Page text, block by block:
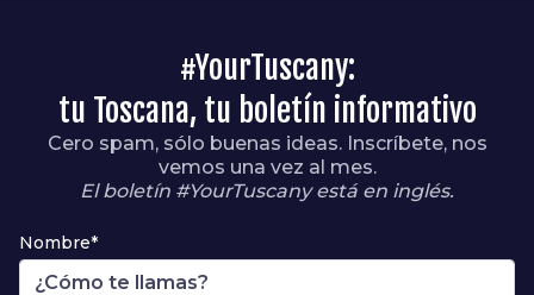
#YourTuscany:
tu Toscana, tu boletín informativo
Cero spam, sólo buenas ideas. Inscríbete, nos
vemos una vez al mes.
El boletín #YourTuscany está en inglés.
Nombre*